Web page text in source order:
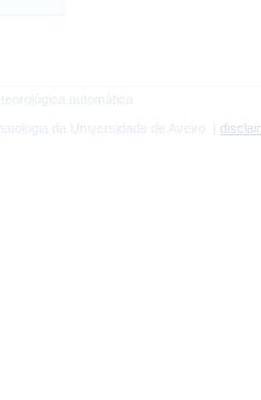
automática
da Universidade de Aveiro |